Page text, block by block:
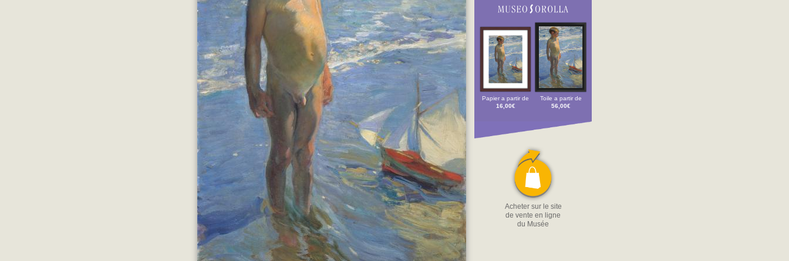
Papier a partir de
16,00€
Toile a partir de
56,00€
Acheter sur le site
de vente en ligne
du Musée